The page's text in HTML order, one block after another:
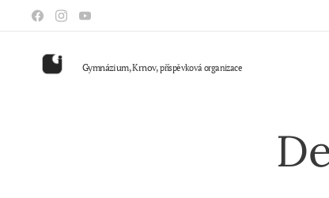
Gymnázium, Krnov,příspěvková organizace